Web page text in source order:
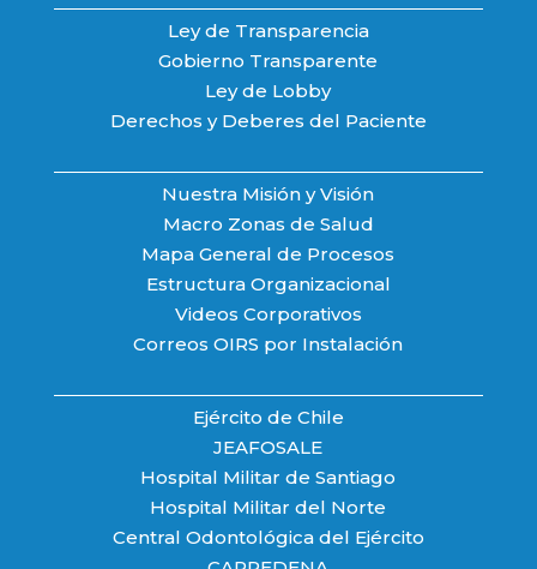
Ley de Transparencia
Gobierno Transparente
Ley de Lobby
Derechos y Deberes del Paciente
Nuestra Misión y Visión
Macro Zonas de Salud
Mapa General de Procesos
Estructura Organizacional
Videos Corporativos
Correos OIRS por Instalación
Ejército de Chile
JEAFOSALE
Hospital Militar de Santiago
Hospital Militar del Norte
Central Odontológica del Ejército